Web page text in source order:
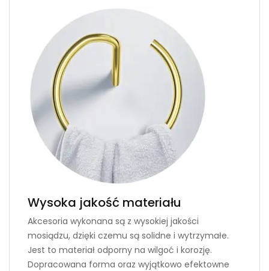
Wysoka jakość materiału
Akcesoria wykonana są z wysokiej jakości
mosiądzu, dzięki czemu są solidne i wytrzymałe.
Jest to materiał odporny na wilgoć i korozję.
Dopracowana forma oraz wyjątkowo efektowne